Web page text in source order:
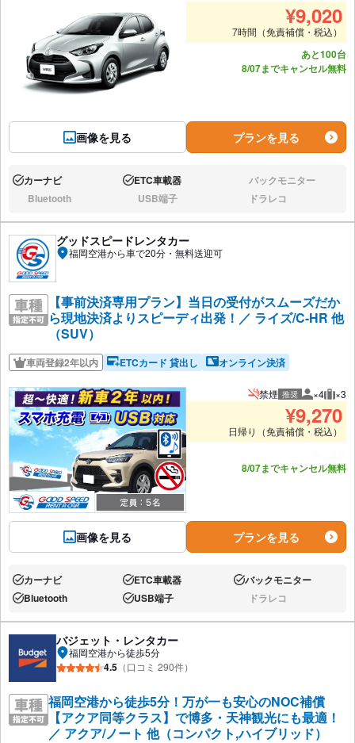
画像を見る
¥9,020
7時間（免責補償・税込）
あと100台
8/07までキャンセル無料
プランを見る
あり:カーナビ あり:ETC車載器 なし:バックモニター
なし:Bluetooth なし:USB端子 なし:ドラレコ
グッドスピードレンタカー
福岡空港から車で20分・無料送迎可
【事前決済専用プラン】当日の受付がスムーズだか
ら現地決済よりスピーディ出発！／ ライズ/C-HR 他
（SUV）
車両登録2年以内 ETCカード 貸出し オンライン決済
画像を見る
禁煙 推奨 推奨人数
×4 推
×3
¥9,270
日帰り（免責補償・税込）
8/07までキャンセル無料
プランを見る
あり:カーナビ あり:ETC車載器 あり:バックモニター
あり:Bluetooth あり:USB端子 なし:ドラレコ
バジェット・レンタカー
福岡空港から徒歩5分
4.5 （口コミ 290件）
福岡空港から徒歩5分！万が一も安心のNOC補償
【アクア同等クラス】で博多・天神観光にも最適！
／ アクア/ノート 他（コンパクト,ハイブリッド）